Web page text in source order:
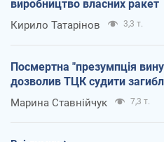
виробництво власних ракет
Кирило Татарінов 3,3 т.
Посмертна "презумпція
дозволив ТЦК судити
Марина Ставнійчук 7,3 т.